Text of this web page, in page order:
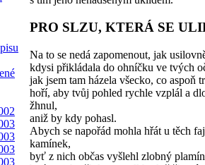
PRO SLZU, KTERÁ SE
Na to se nedá zapomenout, jak
kdysi přikládala do ohníčku ve tvých
jak jsem tam házela všecko, co aspoň
hoří, aby tvůj pohled rychle vzplál a
žhnul,
aniž by kdy pohasl.
Abych se napořád mohla hřát u těch
kamínek,
byť z nich občas vyšlehl zlobný